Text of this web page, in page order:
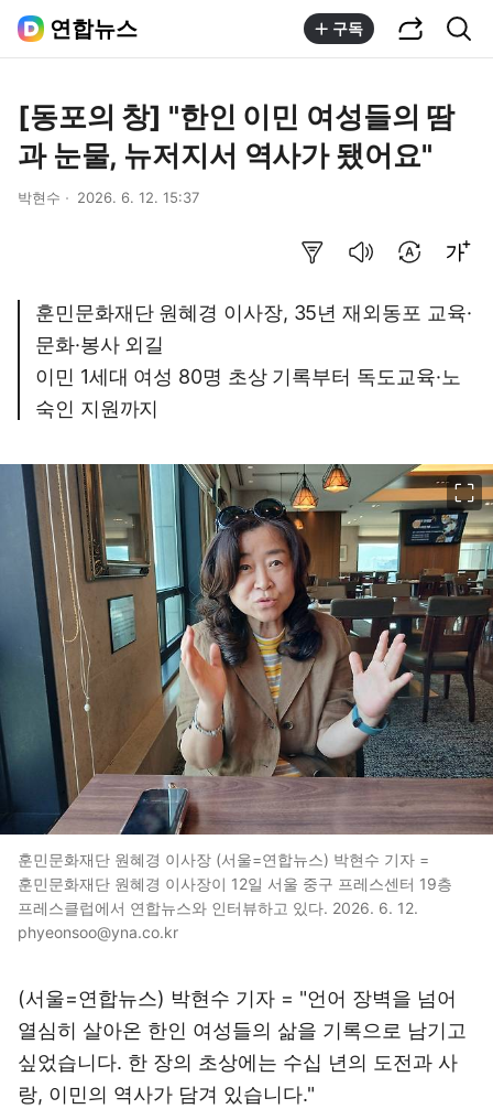
연합뉴스 구독
[동포의 창] "한인 이민 여성들의 땀
과 눈물, 뉴저지서 역사가 됐어요"
박현수 2026. 6. 12. 15:37
훈민문화재단 원혜경 이사장, 35년 재외동포 교육·
문화·봉사 외길
이민 1세대 여성 80명 초상 기록부터 독도교육·노
숙인 지원까지
훈민문화재단 원혜경 이사장 (서울=연합뉴스) 박현수 기자 =
훈민문화재단 원혜경 이사장이 12일 서울 중구 프레스센터 19층
프레스클럽에서 연합뉴스와 인터뷰하고 있다. 2026. 6. 12.
phyeonsoo@yna.co.kr
(서울=연합뉴스) 박현수 기자 = "언어 장벽을 넘어
열심히 살아온 한인 여성들의 삶을 기록으로 남기고
싶었습니다. 한 장의 초상에는 수십 년의 도전과 사
랑, 이민의 역사가 담겨 있습니다."